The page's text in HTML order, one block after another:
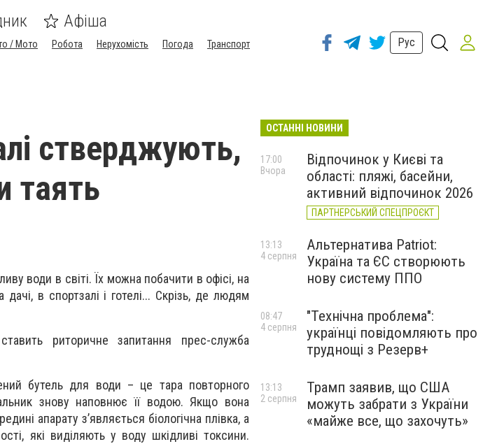
Афіша
/ Мото Робота Нерухомість Погода
Транспорт
Рус
стверджують,
таять
води в світі. Їх можна побачити в офісі, на
в спортзалі і готелі... Скрізь, де людям
риторичне запитання прес-служба
бутель для води – це тара повторного
знову наповнює її водою. Якщо вона
апарату з’являється біологічна плівка, а
які виділяють у воду шкідливі токсини.
ОСТАННІ НОВИНИ
Відпочинок у Києві та
області: пляжі, басейни,
активний відпочинок 2026
ПАРТНЕРСЬКИЙ СПЕЦПРОЄКТ
17:00
Вчора
Альтернатива Patriot:
Україна та ЄС створюють
нову систему ППО
13:13
4 серпня
"Технічна проблема":
українці повідомляють про
труднощі з Резерв+
08:47
4 серпня
Трамп заявив, що США
можуть забрати з України
«майже все, що захочуть»
13:13
2 серпня